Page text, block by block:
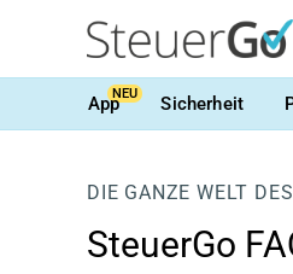
AppNEU Sicherheit
DIE GANZE WELT
SteuerGo